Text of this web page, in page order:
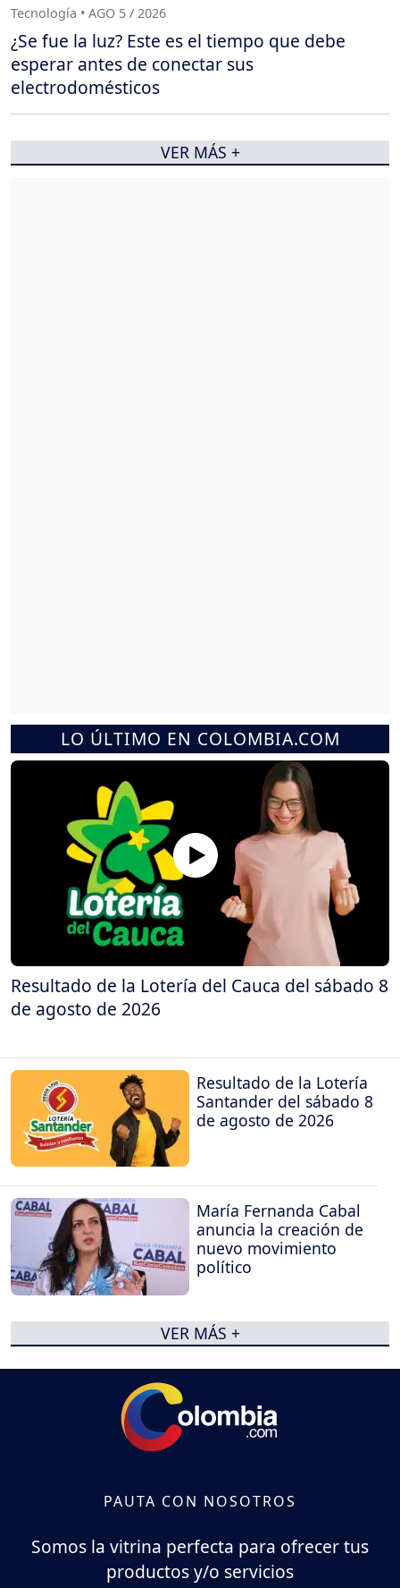
LO ÚLTIMO EN COLOMBIA.COM
Resultado de la Lotería del Cauca del sábado 8
de agosto de 2026
Resultado de la Lotería
Santander del sábado 8
de agosto de 2026
María Fernanda Cabal
anuncia la creación de
nuevo movimiento
político
VER MÁS +
Tecnología • AGO 5 / 2026
¿Se fue la luz? Este es el tiempo que debe
esperar antes de conectar sus
electrodomésticos
VER MÁS +
PAUTA CON NOSOTROS
Somos la vitrina perfecta para ofrecer tus
productos y/o servicios